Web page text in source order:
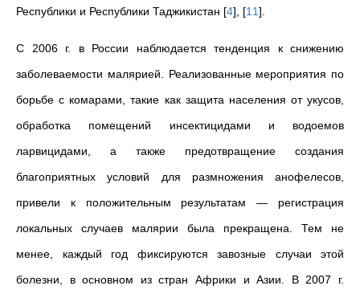
Республики и Республики Таджикистан [4] [11]
С 2006 г. в России наблюдается тенденция к снижению
заболеваемости малярией. Реализованные мероприятия по
борьбе с комарами, такие как защита населения от укусов,
обработка помещений инсектицидами и водоемов
ларвицидами, а также предотвращение создания
благоприятных условий для размножения анофелесов,
привели к положительным результатам — регистрация
локальных случаев малярии была прекращена. Тем не
менее, каждый год фиксируются завозные случаи этой
болезни, в основном из стран Африки и Азии. В 2007 г.